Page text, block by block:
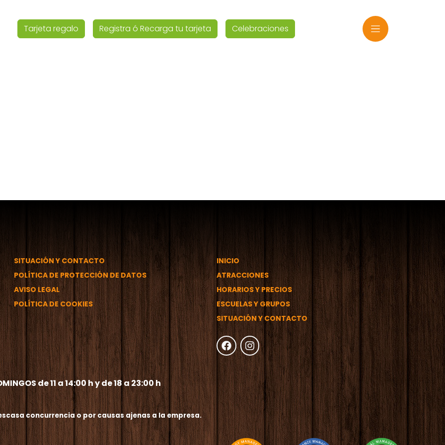
Tarjeta regalo Registra ó Recarga tu tarjeta Celebraciones
SITUACIÓN Y CONTACTO
POLÍTICA DE PROTECCIÓN DE DATOS
AVISO LEGAL
POLÍTICA DE COOKIES
INICIO
ATRACCIONES
HORARIOS Y PRECIOS
ESCUELAS Y GRUPOS
SITUACIÓN Y CONTACTO
de 11 a 14:00 h y de 18 a 23:00 h
concurrencia o por causas ajenas a la empresa.